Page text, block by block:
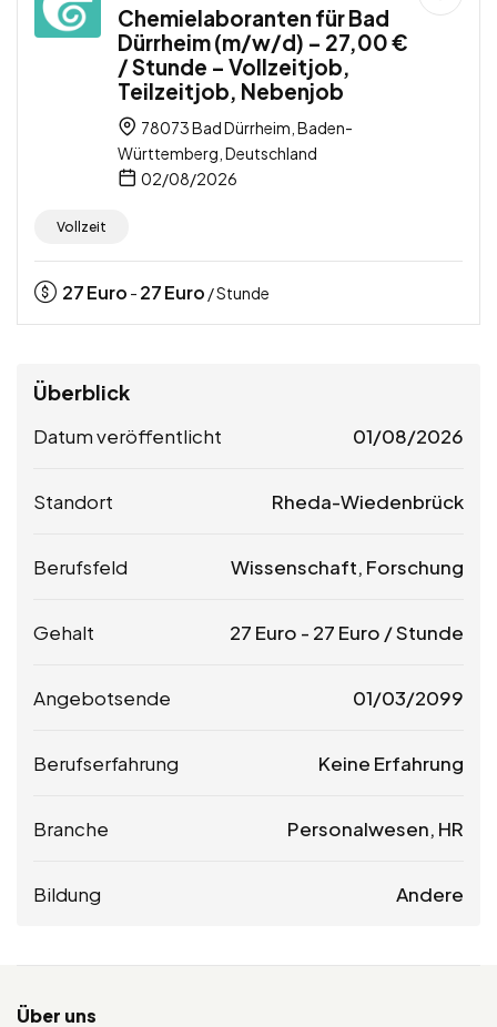
Chemielaboranten für Bad
Dürrheim (m/w/d) – 27,00 €
/ Stunde – Vollzeitjob,
Teilzeitjob, Nebenjob
78073 Bad Dürrheim, Baden-
Württemberg, Deutschland
02/08/2026
Vollzeit
27Euro - 27Euro / Stunde
Überblick
Datum veröffentlicht 01/08/2026
Standort Rheda-Wiedenbrück
Berufsfeld Wissenschaft, Forschung
Gehalt 27 Euro - 27 Euro / Stunde
Angebotsende 01/03/2099
Berufserfahrung Keine Erfahrung
Branche Personalwesen, HR
Bildung Andere
Über uns